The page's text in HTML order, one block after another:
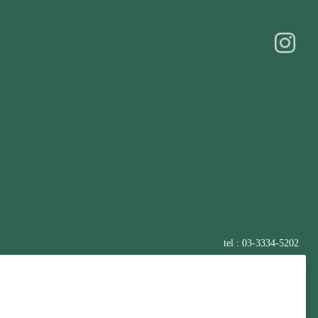
tel : 03-3334-5202